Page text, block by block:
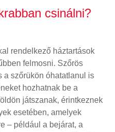
csinálni?
rendelkező háztartások
felmosni. Szőrös
a szőrükön óhatatlanul is
hozhatnak be a
játszanak, érintkeznek
esetében, amelyek
– például a bejárat, a